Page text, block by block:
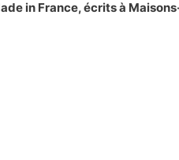
in France, écrits à